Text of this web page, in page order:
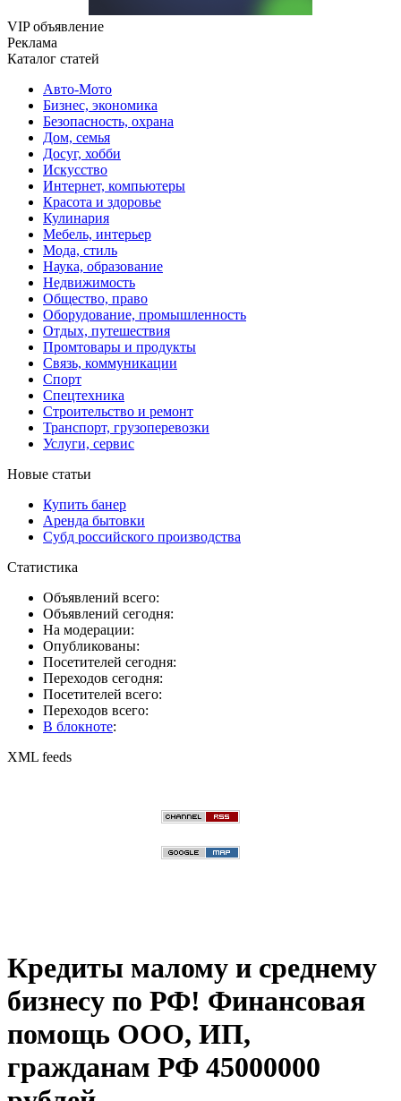
VIP объявление
Реклама
Каталог статей
Авто-Мото
Бизнес, экономика
Безопасность, охрана
Дом, семья
Досуг, хобби
Искусство
Интернет, компьютеры
Красота и здоровье
Кулинария
Мебель, интерьер
Мода, стиль
Наука, образование
Недвижимость
Общество, право
Оборудование, промышленность
Отдых, путешествия
Промтовары и продукты
Связь, коммуникации
Спорт
Спецтехника
Строительство и ремонт
Транспорт, грузоперевозки
Услуги, сервис
Новые статьи
Купить банер
Аренда бытовки
Субд российского производства
Статистика
Объявлений всего:
Объявлений сегодня:
На модерации:
Опубликованы:
Посетителей сегодня:
Переходов сегодня:
Посетителей всего:
Переходов всего:
В блокноте:
XML feeds
Кредиты малому и среднему
бизнесу по РФ! Финансовая
помощь ООО, ИП,
гражданам РФ 45000000